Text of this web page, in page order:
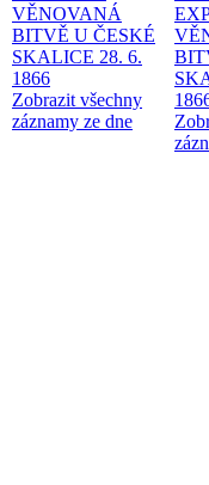
VĚNOVANÁ
BITVĚ U ČESKÉ
SKALICE 28. 6.
1866
Zobrazit všechny
záznamy ze dne